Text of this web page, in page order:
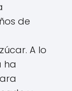
de
A lo
ha